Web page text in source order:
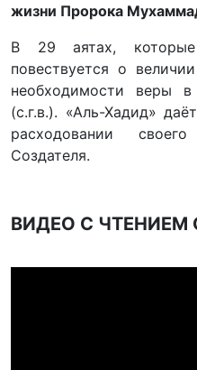
жизни Пророка
В 29 аятах,
повествуется о
необходимости веры
(с.г.в.). «Аль-Хадид»
расходовании
Создателя.
ВИДЕО С ЧТЕНИЕМ